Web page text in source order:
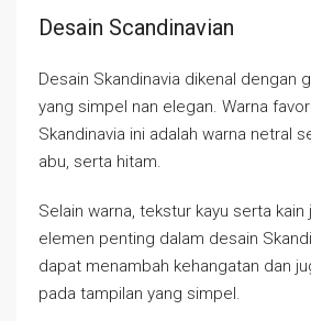
Desain Scandinavian
Desain Skandinavia dikenal dengan
yang simpel nan elegan. Warna
Skandinavia ini adalah warna netral
abu, serta hitam.
Selain warna, tekstur kayu serta
elemen penting dalam desain
dapat menambah kehangatan dan
pada tampilan yang simpel.